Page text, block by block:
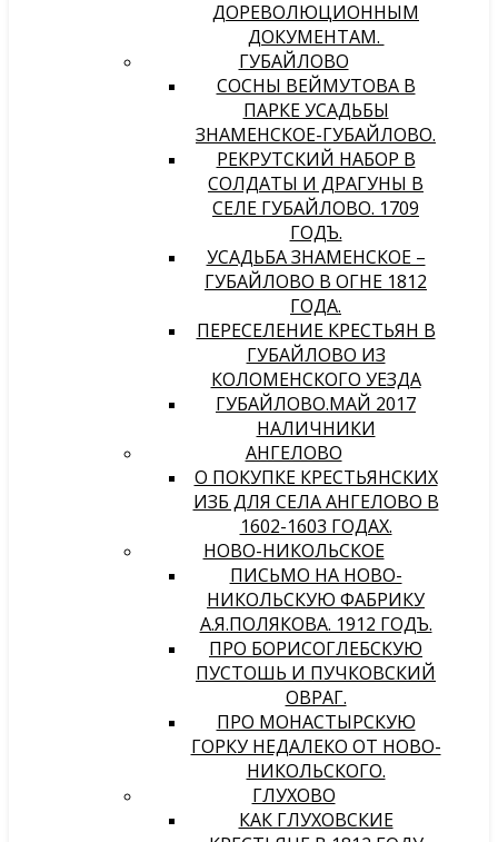
ДОРЕВОЛЮЦИОННЫМ
ДОКУМЕНТАМ.
ГУБАЙЛОВО
СОСНЫ ВЕЙМУТОВА В
ПАРКЕ УСАДЬБЫ
ЗНАМЕНСКОЕ-ГУБАЙЛОВО.
РЕКРУТСКИЙ НАБОР В
СОЛДАТЫ И ДРАГУНЫ В
СЕЛЕ ГУБАЙЛОВО. 1709
ГОДЪ.
УСАДЬБА ЗНАМЕНСКОЕ –
ГУБАЙЛОВО В ОГНЕ 1812
ГОДА.
ПЕРЕСЕЛЕНИЕ КРЕСТЬЯН В
ГУБАЙЛОВО ИЗ
КОЛОМЕНСКОГО УЕЗДА
ГУБАЙЛОВО.МАЙ 2017
НАЛИЧНИКИ
АНГЕЛОВО
О ПОКУПКЕ КРЕСТЬЯНСКИХ
ИЗБ ДЛЯ СЕЛА АНГЕЛОВО В
1602-1603 ГОДАХ.
НОВО-НИКОЛЬСКОЕ
ПИСЬМО НА НОВО-
НИКОЛЬСКУЮ ФАБРИКУ
А.Я.ПОЛЯКОВА. 1912 ГОДЪ.
ПРО БОРИСОГЛЕБСКУЮ
ПУСТОШЬ И ПУЧКОВСКИЙ
ОВРАГ.
ПРО МОНАСТЫРСКУЮ
ГОРКУ НЕДАЛЕКО ОТ НОВО-
НИКОЛЬСКОГО.
ГЛУХОВО
КАК ГЛУХОВСКИЕ